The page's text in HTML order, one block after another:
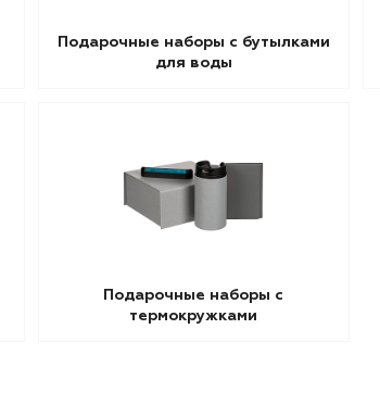
Подарочные наборы с бутылками
для воды
Подарочные наборы с
термокружками